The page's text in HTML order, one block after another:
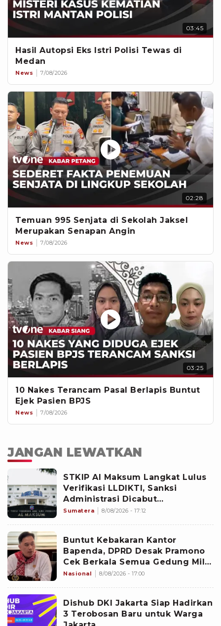
03:45
Hasil Autopsi Eks Istri Polisi Tewas di
Medan
News 7/08/2026
02:28
Temuan 995 Senjata di Sekolah Jaksel
Merupakan Senapan Angin
News 7/08/2026
03:25
10 Nakes Terancam Pasal Berlapis Buntut
Ejek Pasien BPJS
News 7/08/2026
JANGAN LEWATKAN
STKIP Al Maksum Langkat Lulus
Verifikasi LLDIKTI, Sanksi
Administrasi Dicabut
Kemdiktisaintek
Sumatera 8/08/2026 - 17:12
Buntut Kebakaran Kantor
Bapenda, DPRD Desak Pramono
Cek Berkala Semua Gedung Milik
Pemprov Jakarta
Nasional 8/08/2026 - 17:00
Dishub DKI Jakarta Siap Hadirkan
3 Terobosan Baru untuk Warga